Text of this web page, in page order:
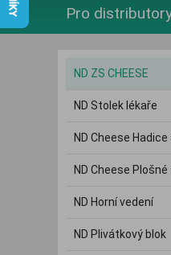
Pro
ND ZS CHEESE
ND Stolek lékaře
ND Cheese
ND Cheese Plošné
ND Horní vedení
ND Plivátkový blok